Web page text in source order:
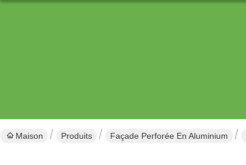
Maison Produits Façade Perforée En Aluminium